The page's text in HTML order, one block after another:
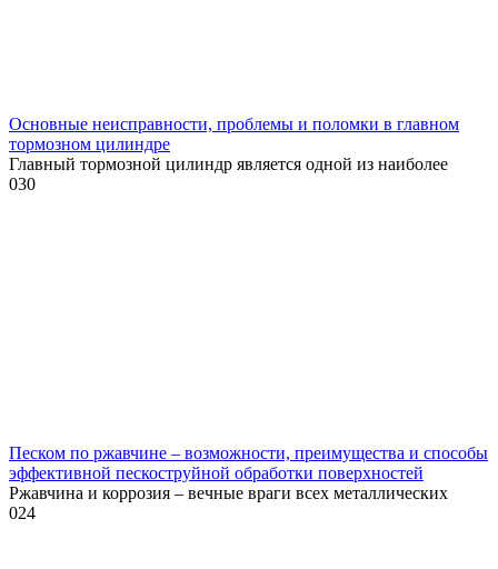
Основные неисправности, проблемы и поломки в главном
тормозном цилиндре
Главный тормозной цилиндр является одной из наиболее
030
Песком по ржавчине – возможности, преимущества и способы
эффективной пескоструйной обработки поверхностей
Ржавчина и коррозия – вечные враги всех металлических
024